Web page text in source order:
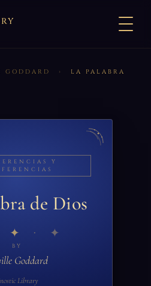
GODDARD ›
LA PALABRA
Y
de Dios
✦
BY
Goddard
Library